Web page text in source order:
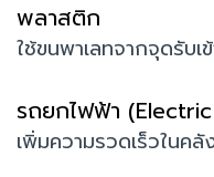
พลาสติก
ใช้ขนพาเลทจากจุดรับเ
รถยกไฟฟ้า
เพิ่มความรวดเร็วในค